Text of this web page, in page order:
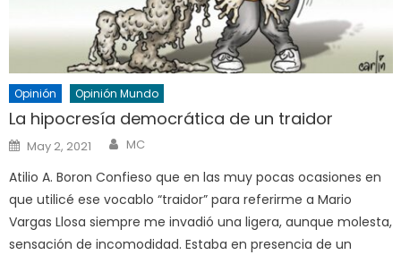
Opinión Opinión Mundo
La hipocresía democrática de un traidor
Posted
on
May 2, 2021 Author
MC
Atilio A. Boron Confieso que en las muy pocas ocasiones en
que utilicé ese vocablo “traidor” para referirme a Mario
Vargas Llosa siempre me invadió una ligera, aunque molesta,
sensación de incomodidad. Estaba en presencia de un